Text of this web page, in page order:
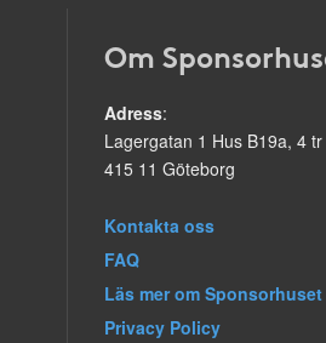
Om
Adress:
Lagergatan 1 Hus B19a, 4 tr
415 11 Göteborg
Kontakta oss
FAQ
Läs mer om Sponsorhuset
Privacy Policy